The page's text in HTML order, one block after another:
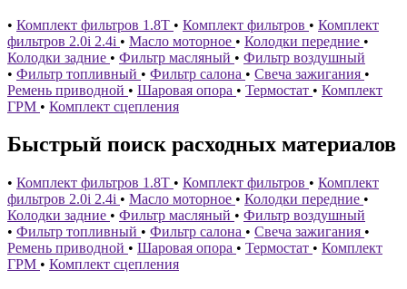
• Комплект фильтров 1.8T • Комплект фильтров • Комплект
фильтров 2.0i 2.4i • Масло моторное • Колодки передние •
Колодки задние • Фильтр масляный • Фильтр воздушный
• Фильтр топливный • Фильтр салона • Свеча зажигания •
Ремень приводной • Шаровая опора • Термостат • Комплект
ГРМ • Комплект сцепления
Быстрый поиск расходных материалов
• Комплект фильтров 1.8T • Комплект фильтров • Комплект
фильтров 2.0i 2.4i • Масло моторное • Колодки передние •
Колодки задние • Фильтр масляный • Фильтр воздушный
• Фильтр топливный • Фильтр салона • Свеча зажигания •
Ремень приводной • Шаровая опора • Термостат • Комплект
ГРМ • Комплект сцепления